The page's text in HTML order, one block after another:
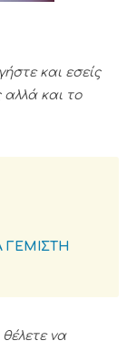
και εσείς
αλλά και το
ΓΕΜΙΣΤΗ
να